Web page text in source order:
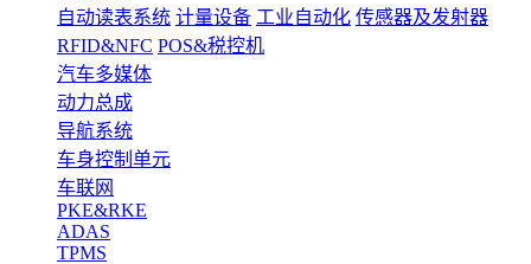
自动读表系统 计量设备 工业自动化 传感器及发射器
RFID&NFC POS&税控机
汽车多媒体
动力总成
导航系统
车身控制单元
车联网
PKE&RKE
ADAS
TPMS